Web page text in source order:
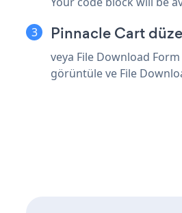
Pinnacle Cart
veya File Download
görüntüle ve File